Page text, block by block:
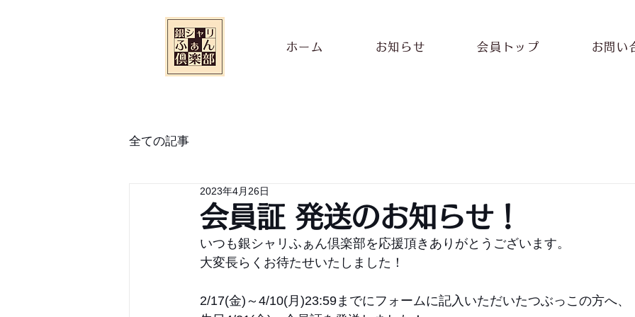
ホーム お知らせ 会員トップ お問い
全ての記事
会員証 発送のお知らせ！
2023年4月26日
いつも銀シャリふぁん倶楽部を応援頂きありがとうございます。
大変長らくお待たせいたしました！
2/17(金)～4/10(月)23:59までにフォームに記入いただいたつぶっこの方へ、